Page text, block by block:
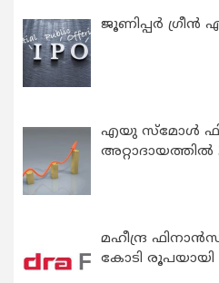
ജൂണിപ്പർ ഗ്രീൻ
എയു സ്‌മോൾ
അറ്റാദായത്തിൽ
മഹീന്ദ്ര
കോടി